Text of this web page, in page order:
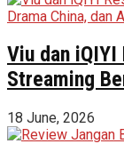
Viu dan iQIYI
Streaming
18 June, 2026